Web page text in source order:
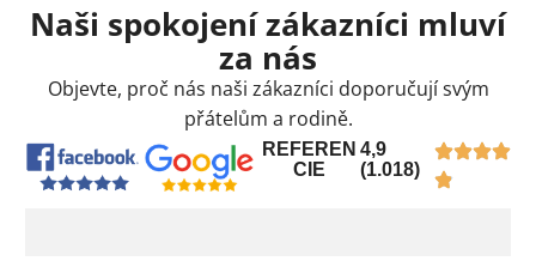
Naši spokojení zákazníci mluví
za nás
Objevte, proč nás naši zákazníci doporučují svým
přátelům a rodině.
REFEREN
CIE
4,9
(1.018)